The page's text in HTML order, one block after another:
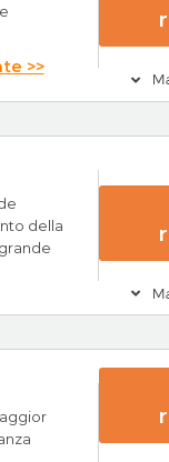
>>
della